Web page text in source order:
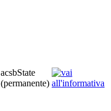
acsbState
(permanente)